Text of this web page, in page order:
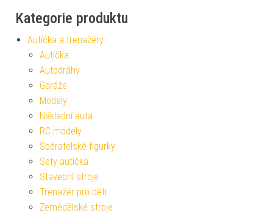
Kategorie produktu
Autíčka a trenažéry
Autíčka
Autodráhy
Garáže
Modely
Nákladní auta
RC modely
Sběratelské figurky
Sety autíčka
Stavební stroje
Trenažér pro děti
Zemědělské stroje